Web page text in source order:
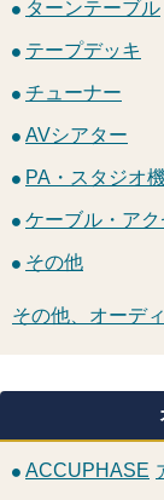
ターンテーブル
テープデッキ
チューナー
AVシアター
PA・スタジオ
ケーブル・ア
その他
その他、オーデ
ACCUPHASE